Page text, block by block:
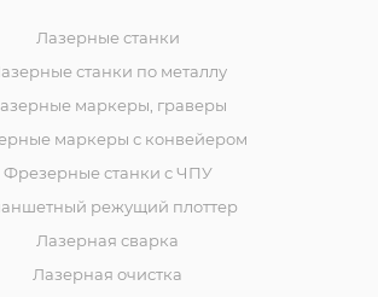
Лазерные станки
станки по металлу
маркеры, граверы
маркеры с конвейером
Фрезерные станки с ЧПУ
режущий плоттер
Лазерная сварка
Лазерная очистка